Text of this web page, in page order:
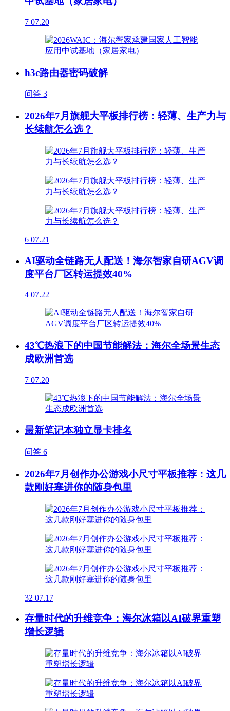
7 07.20
h3c路由器密码破解
问答 3
2026年7月旗舰大平板排行榜：轻薄、生产力与
长续航怎么选？
6 07.21
AI驱动全链路无人配送！海尔智家自研AGV调
度平台厂区转运提效40%
4 07.22
43℃热浪下的中国节能解法：海尔全场景生态
成欧洲首选
7 07.20
最新笔记本独立显卡排名
问答 6
2026年7月创作办公游戏小尺寸平板推荐：这几
款刚好塞进你的随身包里
32 07.17
存量时代的升维竞争：海尔冰箱以AI破界重塑
增长逻辑